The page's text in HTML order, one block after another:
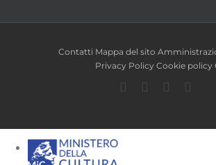
Contatti Mappa del sito
Privacy Policy Cookie policy
Facebook
TwitterYouTube